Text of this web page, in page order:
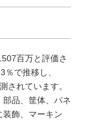
百万と評価さ
で推移し、
されています。
品、筐体、パネ
装飾、マーキン